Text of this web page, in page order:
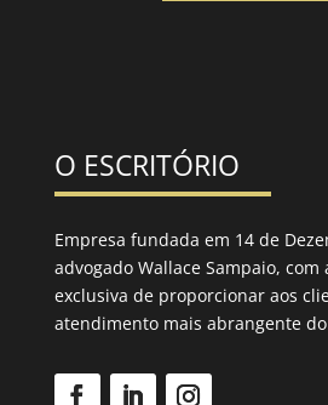
O ESCRITÓRIO
Empresa fundada em 14 de
advogado Wallace Sampaio,
exclusiva de proporcionar aos
atendimento mais abrangente